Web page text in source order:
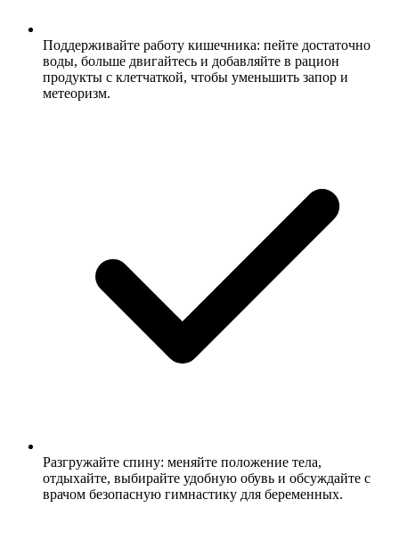
Поддерживайте работу кишечника: пейте достаточно
воды, больше двигайтесь и добавляйте в рацион
продукты с клетчаткой, чтобы уменьшить запор и
метеоризм.
Разгружайте спину: меняйте положение тела,
отдыхайте, выбирайте удобную обувь и обсуждайте с
врачом безопасную гимнастику для беременных.